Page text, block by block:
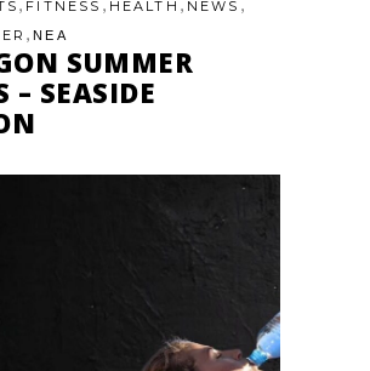
FITNESS HEALTH NEWS
,ΝΕΑ
SUMMER
– SEASIDE